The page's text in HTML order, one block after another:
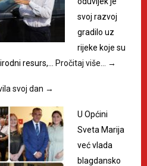
svoj razvoj
gradilo uz
rijeke koje su
resurs,… Pročitaj više… →
svoj dan →
U Općini
Sveta Marija
već vlada
blagdansko